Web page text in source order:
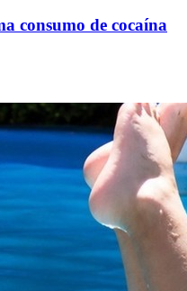
consumo de cocaína